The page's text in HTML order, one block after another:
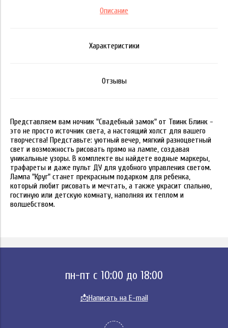
Описание
Характеристики
Отзывы
Представляем вам ночник "Свадебный замок" от Твинк Блинк -
это не просто источник света, а настоящий холст для вашего
творчества! Представьте: уютный вечер, мягкий разноцветный
свет и возможность рисовать прямо на лампе, создавая
уникальные узоры. В комплекте вы найдете водные маркеры,
трафареты и даже пульт ДУ для удобного управления светом.
Лампа "Круг" станет прекрасным подарком для ребенка,
который любит рисовать и мечтать, а также украсит спальню,
гостиную или детскую комнату, наполняя их теплом и
волшебством.
пн-пт с 10:00 до 18:00
📩Написать на E-mail